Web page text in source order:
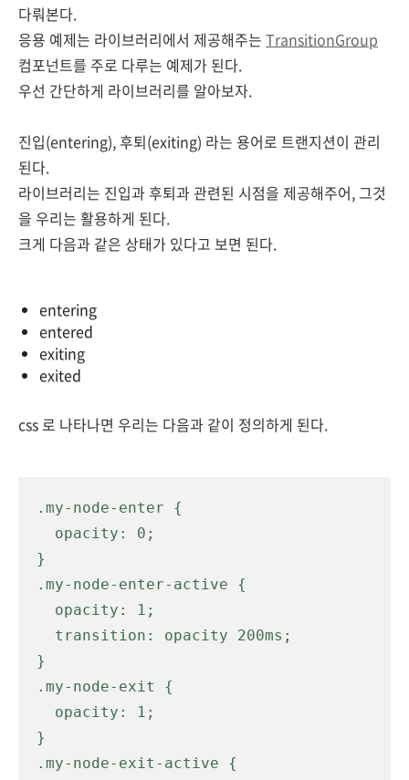
다뤄본다.
응용 예제는 라이브러리에서 제공해주는 TransitionGroup
컴포넌트를 주로 다루는 예제가 된다.
우선 간단하게 라이브러리를 알아보자.
진입(entering), 후퇴(exiting) 라는 용어로 트랜지션이 관리
된다.
라이브러리는 진입과 후퇴과 관련된 시점을 제공해주어, 그것
을 우리는 활용하게 된다.
크게 다음과 같은 상태가 있다고 보면 된다.
entering
entered
exiting
exited
css 로 나타나면 우리는 다음과 같이 정의하게 된다.
.my-node-enter {
}
.my-node-enter-active {
}
.my-node-exit {
}
.my-node-exit-active {